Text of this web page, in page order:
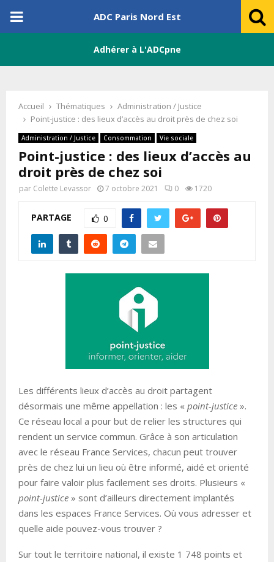
PRIMARY
ADC Paris Nord Est
Adhérer à L'ADCpne
Accueil Thématiques
Administration / Justice
Point-justice : des lieux d’accès au droit près de chez soi
Administration / Justice Consommation Vie sociale
Point-justice : des lieux d’accès au
droit près de chez soi
par Colette Levassor 7 octobre 2021 0 1720
PARTAGE 0
Les différents lieux d’accès au droit partagent
désormais une même appellation : les « point-justice ».
Ce réseau local a pour but de relier les structures qui
rendent un service commun. Grâce à son articulation
avec le réseau France Services, chacun peut trouver
près de chez lui un lieu où être informé, aidé et orienté
pour faire valoir plus facilement ses droits. Plusieurs «
point-justice » sont d’ailleurs directement implantés
dans les espaces France Services. Où vous adresser et
quelle aide pouvez-vous trouver ?
Sur tout le territoire national, il existe 1 748 points et